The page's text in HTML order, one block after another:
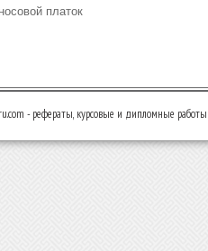
платок
- рефераты, курсовые и дипломные работы